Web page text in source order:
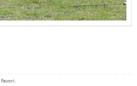
Favori.